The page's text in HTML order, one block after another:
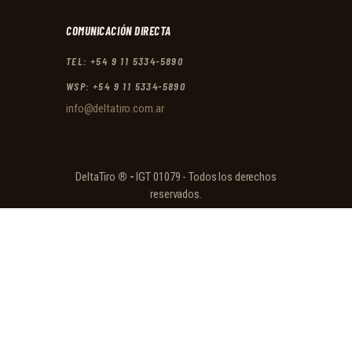
COMUNICACIÓN DIRECTA
TEL: +54 9 11 5334-5890
WSP: +54 9 11 5334-5890
info@deltatiro.com.ar
DeltaTiro ® - IGT 01079 - Todos los derechos
reservados.